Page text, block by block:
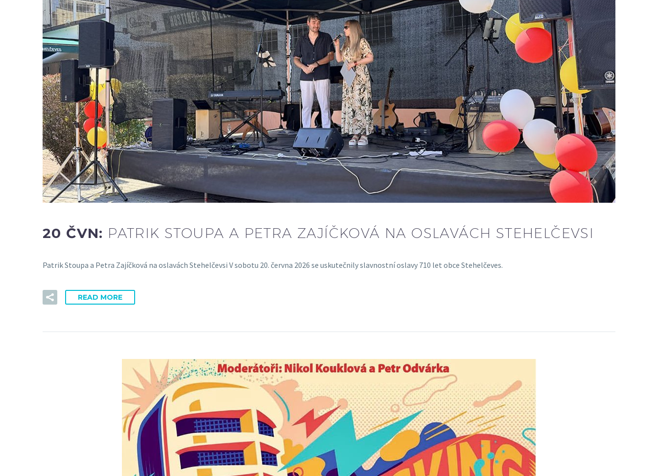
20 ČVN: PATRIK STOUPA A PETRA ZAJÍČKOVÁ NA OSLAVÁCH STEHELČEVSI
Patrik Stoupa a Petra Zajíčková na oslavách Stehelčevsi V sobotu 20. června 2026 se uskutečnily slavnostní oslavy 710 let obce Stehelčeves.
READ MORE